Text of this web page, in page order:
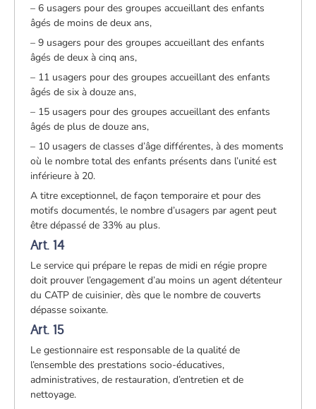
– 6 usagers pour des groupes accueillant des enfants
âgés de moins de deux ans,
– 9 usagers pour des groupes accueillant des enfants
âgés de deux à cinq ans,
– 11 usagers pour des groupes accueillant des enfants
âgés de six à douze ans,
– 15 usagers pour des groupes accueillant des enfants
âgés de plus de douze ans,
– 10 usagers de classes d’âge différentes, à des moments
où le nombre total des enfants présents dans l’unité est
inférieure à 20.
A titre exceptionnel, de façon temporaire et pour des
motifs documentés, le nombre d’usagers par agent peut
être dépassé de 33% au plus.
Art. 14
Le service qui prépare le repas de midi en régie propre
doit prouver l’engagement d’au moins un agent détenteur
du CATP de cuisinier, dès que le nombre de couverts
dépasse soixante.
Art. 15
Le gestionnaire est responsable de la qualité de
l’ensemble des prestations socio-éducatives,
administratives, de restauration, d’entretien et de
nettoyage.